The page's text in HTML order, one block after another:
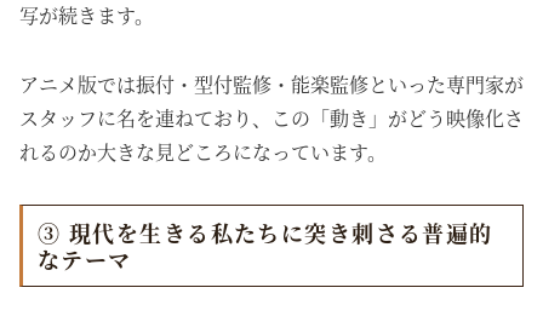
写が続きます。
アニメ版では振付・型付監修・能楽監修といった専門家が
スタッフに名を連ねており、この「動き」がどう映像化さ
れるのか大きな見どころになっています。
③ 現代を生きる私たちに突き刺さる普遍的
なテーマ